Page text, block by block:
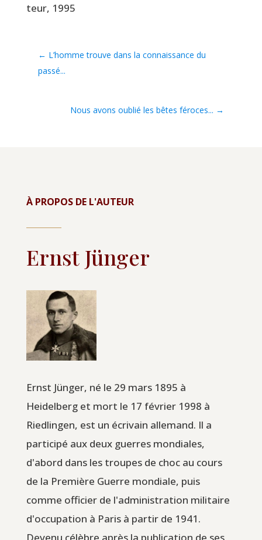
teur, 1995
← L’homme trouve dans la connaissance du
passé...
Nous avons oublié les bêtes féroces... →
À PROPOS DE L'AUTEUR
Ernst Jünger
Ernst Jünger, né le 29 mars 1895 à
Heidelberg et mort le 17 février 1998 à
Riedlingen, est un écrivain allemand. Il a
participé aux deux guerres mondiales,
d'abord dans les troupes de choc au cours
de la Première Guerre mondiale, puis
comme officier de l'administration militaire
d'occupation à Paris à partir de 1941.
Devenu célèbre après la publication de ses